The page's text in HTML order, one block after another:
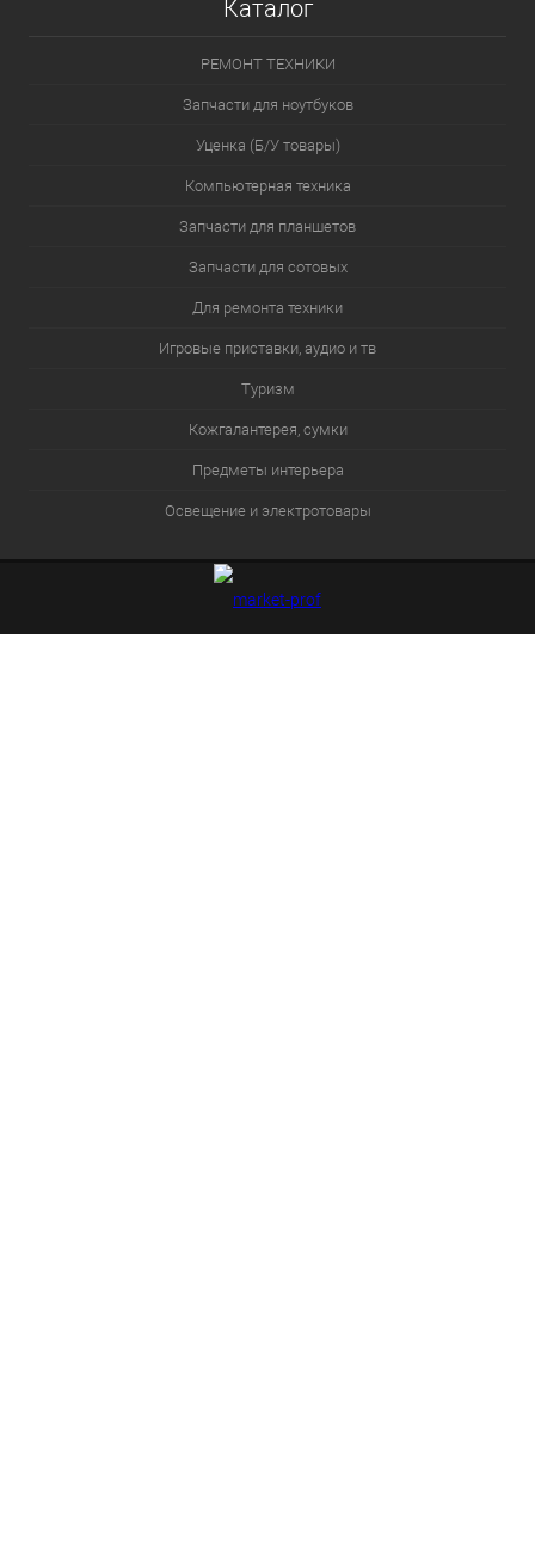
Каталог
РЕМОНТ ТЕХНИКИ
Запчасти для ноутбуков
Уценка (Б/У товары)
Компьютерная техника
Запчасти для планшетов
Запчасти для сотовых
Для ремонта техники
Игровые приставки, аудио и тв
Туризм
Кожгалантерея, сумки
Предметы интерьера
Освещение и электротовары